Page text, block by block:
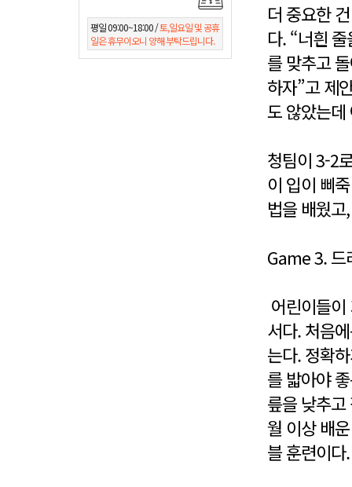
평일 09:00~18:00 /토,일요일 및 공휴
일은 휴무이오니 양해 부탁드립니다.
더 중요한
다. “너흰
를 맞추고
하자”고 제
도 않았는데
청팀이 3-2
이 입이 삐
법을 배웠
Game 3. 드
어린이들
서다. 처음
는다. 정확
를 밟아야
릎을 낮추
월 이상 배
블 훈련이다.